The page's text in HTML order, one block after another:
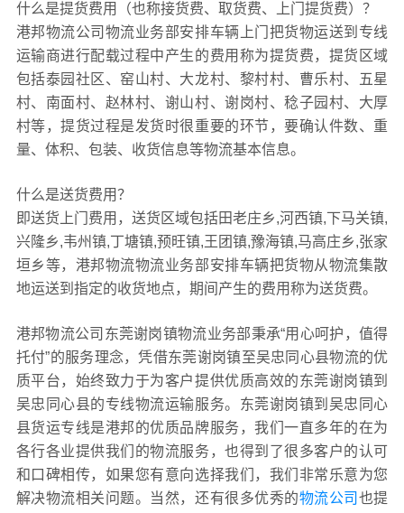
什么是提货费用（也称接货费、取货费、上门提货费）？
港邦物流公司物流业务部安排车辆上门把货物运送到专线
运输商进行配载过程中产生的费用称为提货费，提货区域
包括泰园社区、窑山村、大龙村、黎村村、曹乐村、五星
村、南面村、赵林村、谢山村、谢岗村、稔子园村、大厚
村等，提货过程是发货时很重要的环节，要确认件数、重
量、体积、包装、收货信息等物流基本信息。
什么是送货费用？
即送货上门费用，送货区域包括田老庄乡,河西镇,下马关镇,
兴隆乡,韦州镇,丁塘镇,预旺镇,王团镇,豫海镇,马高庄乡,张家
垣乡等，港邦物流物流业务部安排车辆把货物从物流集散
地运送到指定的收货地点，期间产生的费用称为送货费。
港邦物流公司东莞谢岗镇物流业务部秉承“用心呵护，值得
托付”的服务理念，凭借东莞谢岗镇至吴忠同心县物流的优
质平台，始终致力于为客户提供优质高效的东莞谢岗镇到
吴忠同心县的专线物流运输服务。东莞谢岗镇到吴忠同心
县货运专线是港邦的优质品牌服务，我们一直多年的在为
各行各业提供我们的物流服务，也得到了很多客户的认可
和口碑相传，如果您有意向选择我们，我们非常乐意为您
解决物流相关问题。当然，还有很多优秀的物流公司 也提